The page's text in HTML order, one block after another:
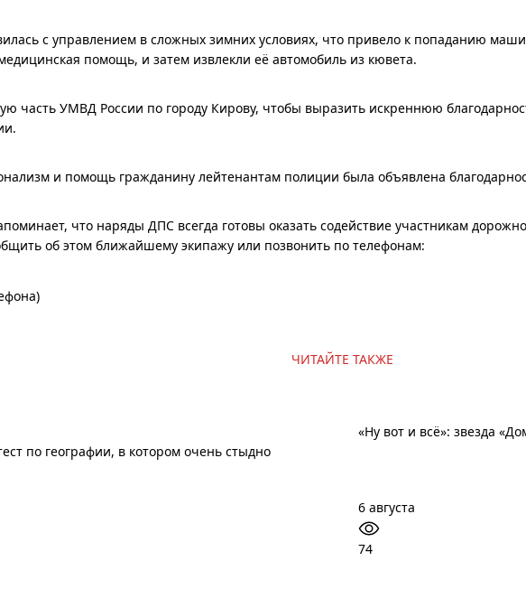
с управлением в сложных зимних условиях, что привело к попаданию
помощь, и затем извлекли её автомобиль из кювета.
часть УМВД России по городу Кирову, чтобы выразить искреннюю
и помощь гражданину лейтенантам полиции была объявлена
что наряды ДПС всегда готовы оказать содействие участникам
об этом ближайшему экипажу или позвонить по телефонам:
ЧИТАЙТЕ ТАКЖЕ
по географии, в котором очень стыдно
«Ну вот и всё»: звезда
6 августа
74